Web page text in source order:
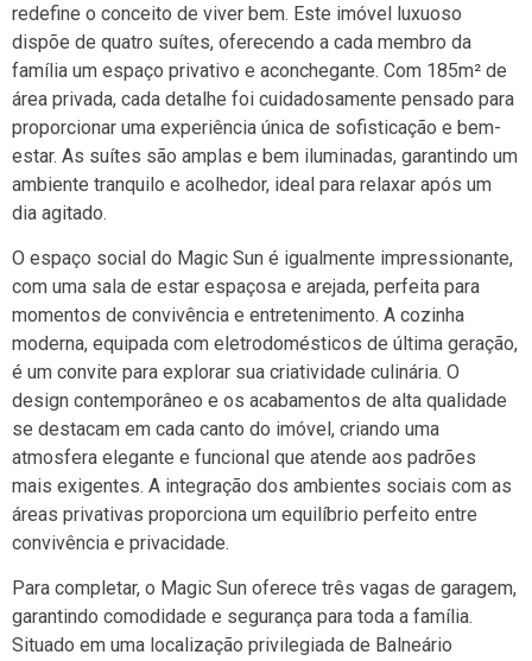
redefine o conceito de viver bem. Este imóvel luxuoso
dispõe de quatro suítes, oferecendo a cada membro da
família um espaço privativo e aconchegante. Com 185m² de
área privada, cada detalhe foi cuidadosamente pensado para
proporcionar uma experiência única de sofisticação e bem-
estar. As suítes são amplas e bem iluminadas, garantindo um
ambiente tranquilo e acolhedor, ideal para relaxar após um
dia agitado.
O espaço social do Magic Sun é igualmente impressionante,
com uma sala de estar espaçosa e arejada, perfeita para
momentos de convivência e entretenimento. A cozinha
moderna, equipada com eletrodomésticos de última geração,
é um convite para explorar sua criatividade culinária. O
design contemporâneo e os acabamentos de alta qualidade
se destacam em cada canto do imóvel, criando uma
atmosfera elegante e funcional que atende aos padrões
mais exigentes. A integração dos ambientes sociais com as
áreas privativas proporciona um equilíbrio perfeito entre
convivência e privacidade.
Para completar, o Magic Sun oferece três vagas de garagem,
garantindo comodidade e segurança para toda a família.
Situado em uma localização privilegiada de Balneário